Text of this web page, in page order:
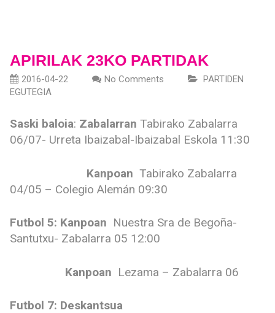
APIRILAK 23KO PARTIDAK
2016-04-22 No Comments
PARTIDEN
EGUTEGIA
Saski baloia: Zabalarran Tabirako Zabalarra
06/07- Urreta Ibaizabal-Ibaizabal Eskola 11:30
Kanpoan Tabirako Zabalarra
04/05 – Colegio Alemán 09:30
Futbol 5: Kanpoan Nuestra Sra de Begoña-
Santutxu- Zabalarra 05 12:00
Kanpoan Lezama – Zabalarra 06
Futbol 7: Deskantsua